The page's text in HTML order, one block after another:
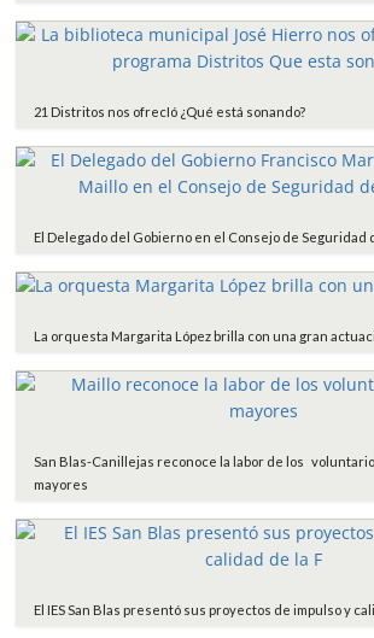
21 Distritos nos ofrecIó ¿Qué está sonando?
El Delegado del Gobierno en el Consejo de Seguridad
La orquesta Margarita López brilla con una gran
San Blas-Canillejas reconoce la labor de los
mayores
El IES San Blas presentó sus proyectos de impulso y